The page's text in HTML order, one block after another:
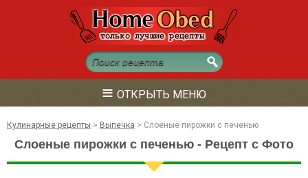
≡ ОТКРЫТЬ МЕНЮ
Кулинарные рецепты > Выпечка > Слоеные пирожки с печенью
Слоеные пирожки с печенью - Рецепт с Фото